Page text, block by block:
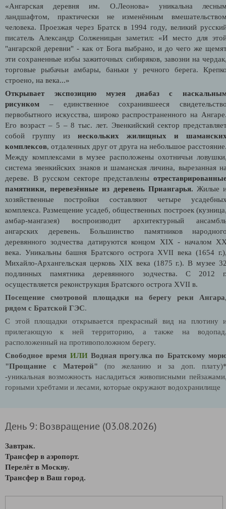
«Ангарская деревня им. О.Леонова» уникальна
ландшафтом, практически не изменённым
человека. Проезжая через Братск в 1994 году, великий
писатель Александр Солженицын заметил: «И место для
"ангарской деревни" - как от Бога выбрано, и до чего же
эти сохраненные избы зажиточных сибиряков, завозни на
торговые рыбачьи амбары, баньки у речного берега.
строено, на века...»
Открывает экспозицию музея диабаз с
рисунком – единственное сохранившееся
первобытного искусства, широко распространенного на
Его возраст – 5 – 8 тыс. лет. Эвенкийский сектор
собой группу из нескольких жилищных и
комплексов, отдаленных друг от друга на небольшое
Между комплексами в музее расположены охотничьи
система эвенкийских знаков и шаманская личина, вырезанная
дереве. В русском секторе представлены
памятники, перевезённые из деревень Приангарья. Жилые
хозяйственные постройки составляют четыре
комплекса. Размещение усадеб, общественных построек
амбар-мангазея) воспроизводит архитектурный
ангарских деревень. Большинство памятников
деревянного зодчества датируются концом XIX - началом
века. Уникальны башня Братского острога XVII века (1654
Михайло-Архангельская церковь XIX века (1875 г.). В музее
подлинных памятника деревянного зодчества. С 2012
осуществляется реконструкция Братского острога XVII в.
Посещение смотровой площадки на берегу реки
рядом с Братской ГЭС.
С этой площадки открывается прекрасный вид на плотину
прилегающую к ней территорию, а также на
расположенный на противоположном берегу.
Свободное время ИЛИВодная прогулка по Братскому
"Прощание с Матерой" (по желанию и за доп.
-уникальная возможность насладиться живописными
горными хребтами и лесами, которые окружают водохранилище
День 9: Возвращение (03.08.2026)
Завтрак.
Трансфер в аэропорт.
Перелёт в Москву.
Трансфер в Ваш город.